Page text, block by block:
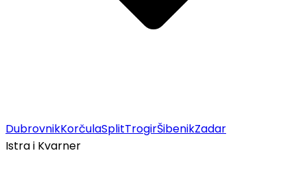
DubrovnikKorčulaSplitTrogirŠibenikZadar
Istra i Kvarner